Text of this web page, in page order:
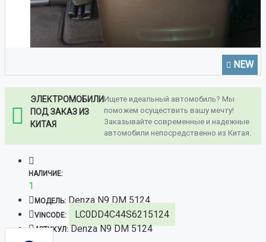
NEW
ЭЛЕКТРОМОБИЛИ
ПОД ЗАКАЗ ИЗ
КИТАЯ
Ищете идеальный автомобиль? Мы
поможем осуществить вашу мечту!
Заказывайте современные и надежные
автомобили непосредственно из Китая.
НАЛИЧИЕ:
1
МОДЕЛЬ: Denza N9 DM 5124
VINCODE: LC0DD4C44S6215124
АРТИКУЛ: Denza N9 DM 5124